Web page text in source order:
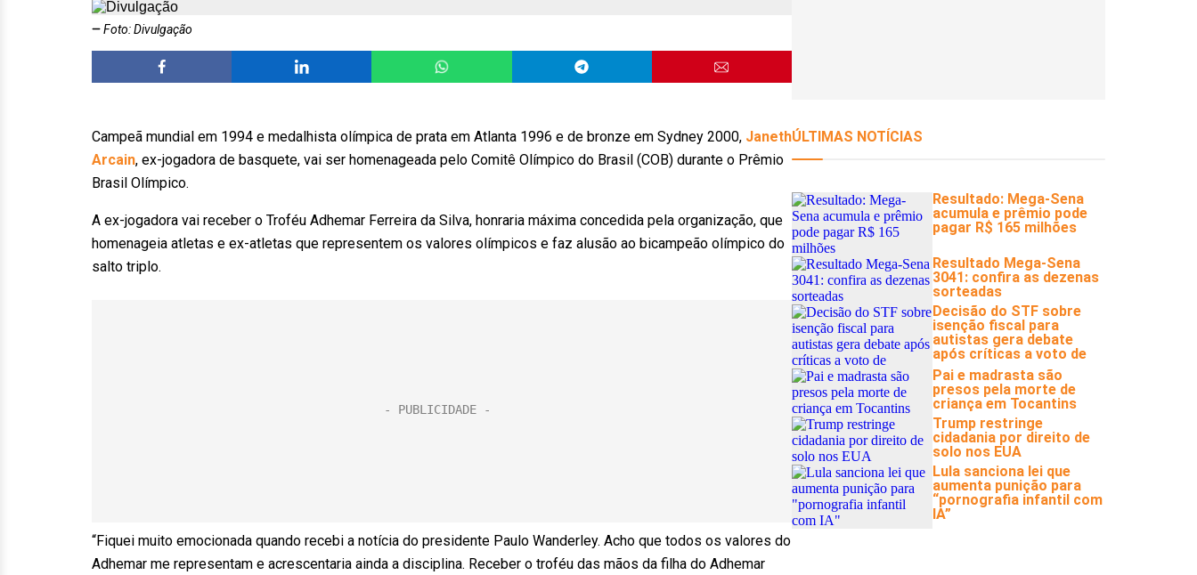
Foto: Divulgação
Campeã mundial em 1994 e medalhista olímpica de prata em Atlanta 1996 e de bronze em Sydney 2000, Janeth
Arcain, ex-jogadora de basquete, vai ser homenageada pelo Comitê Olímpico do Brasil (COB) durante o Prêmio
Brasil Olímpico.
A ex-jogadora vai receber o Troféu Adhemar Ferreira da Silva, honraria máxima concedida pela organização, que
homenageia atletas e ex-atletas que representem os valores olímpicos e faz alusão ao bicampeão olímpico do
salto triplo.
“Fiquei muito emocionada quando recebi a notícia do presidente Paulo Wanderley. Acho que todos os valores do
Adhemar me representam e acrescentaria ainda a disciplina. Receber o troféu das mãos da filha do Adhemar